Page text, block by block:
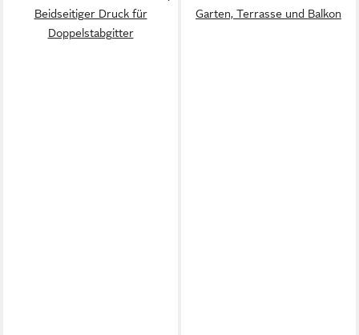
Beidseitiger Druck für
Doppelstabgitter
Garten, Terrasse und Balkon